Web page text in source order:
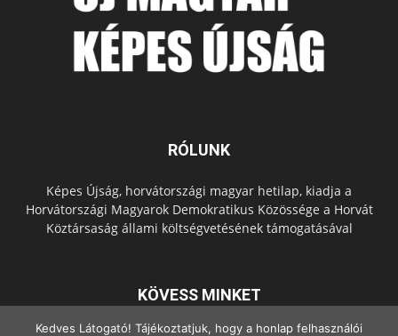
RÓLUNK
Képes Újság, horvátországi magyar hetilap, kiadja a
Horvátországi Magyarok Demokratikus Közössége a Horvát
Köztársaság állami költségvetésének támogatásával
KÖVESS MINKET
Kedves Látogató! Tájékoztatjuk, hogy a honlap felhasználói